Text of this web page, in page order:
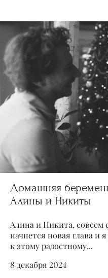
Домашняя
Алины и Никиты
Алина и Никита,
начнется новая глава и
к этому радостному...
8 декабря 2024